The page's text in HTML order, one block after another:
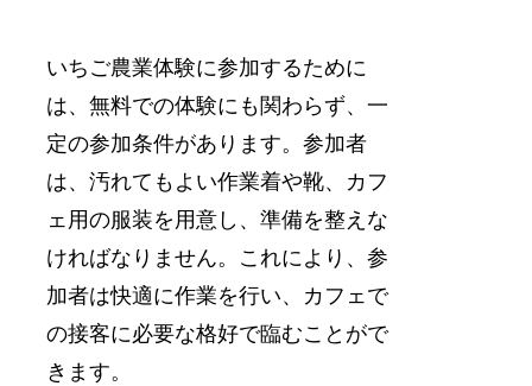
いちご農業体験に参加するために
は、無料での体験にも関わらず、一
定の参加条件があります。参加者
は、汚れてもよい作業着や靴、カフ
ェ用の服装を用意し、準備を整えな
ければなりません。これにより、参
加者は快適に作業を行い、カフェで
の接客に必要な格好で臨むことがで
きます。